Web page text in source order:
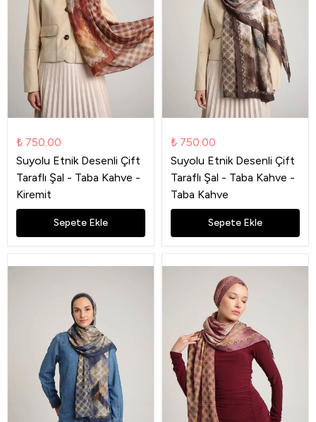
₺ 750.00
Suyolu Etnik Desenli Çift
Taraflı Şal - Taba Kahve -
Kiremit
Sepete Ekle
₺ 750.00
Suyolu Etnik Desenli Çift
Taraflı Şal - Taba Kahve -
Taba Kahve
Sepete Ekle